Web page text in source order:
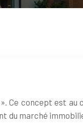
Ce concept est
du marché